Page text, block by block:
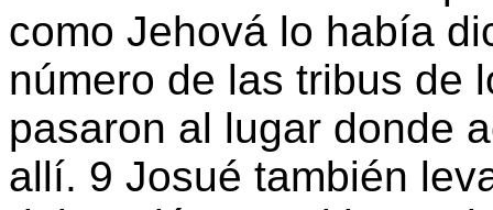
como Jehová lo había
número de las tribus de
pasaron al lugar donde
allí. 9 Josué también